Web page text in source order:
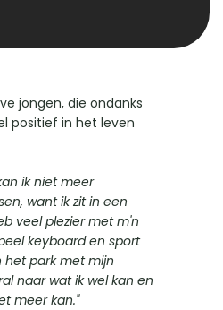
jongen, die ondanks
positief in het leven
ik niet meer
want ik zit in een
veel plezier met m'n
keyboard en sport
het park met mijn
naar wat ik wel kan en
meer kan."